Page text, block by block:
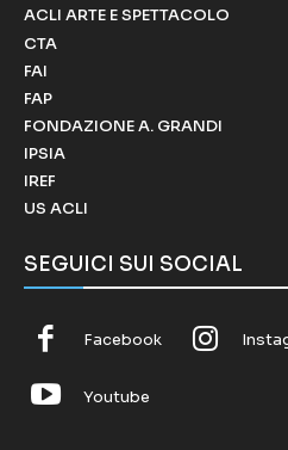
ACLI ARTE E SPETTACOLO
CTA
FAI
FAP
FONDAZIONE A. GRANDI
IPSIA
IREF
US ACLI
SEGUICI SUI SOCIAL
Facebook
Youtube